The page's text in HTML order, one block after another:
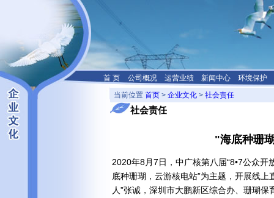
首 页 公司概况 运营业绩 新闻中心
环境保护
当前位置 首页 > 企业文化 > 社会责任
社会责任
"海底种珊
2020年8月7日，中广核第八届“8•7公众
底种珊瑚，云游核电站”为主题，开展线
人”张诚，深圳市大鹏新区综合办、珊瑚